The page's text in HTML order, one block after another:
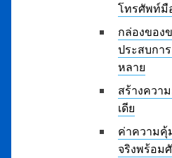
โทรศัพท์มื
กล่องของ
ประสบกา
หลาย
สร้างควา
เดีย
ค่าความคุ้
จริงพร้อม